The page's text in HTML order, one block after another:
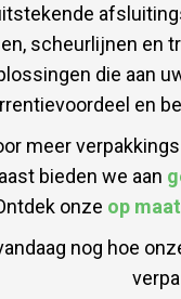
scheurlijnen en
die aan
en
meer
bieden we aan
onze op
nog hoe